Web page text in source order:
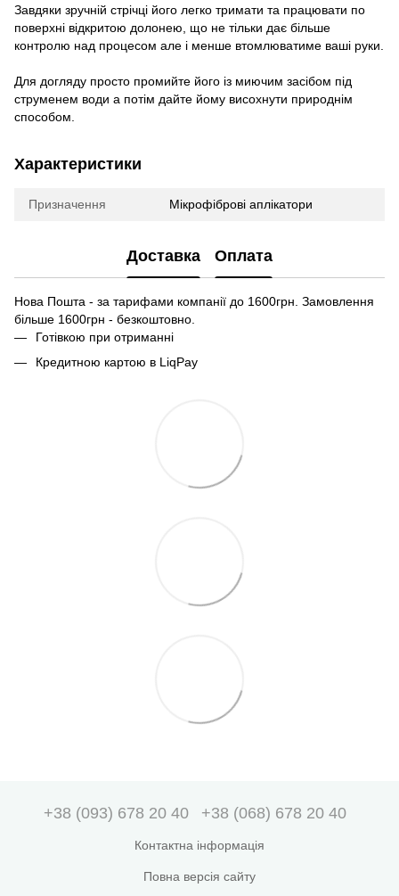
Завдяки зручній стрічці його легко тримати та працювати по
поверхні відкритою долонею, що не тільки дає більше
контролю над процесом але і менше втомлюватиме ваші руки.
Для догляду просто промийте його із миючим засібом під
струменем води а потім дайте йому висохнути природнім
способом.
Характеристики
Призначення Мікрофіброві аплікатори
Доставка Оплата
Нова Пошта - за тарифами компанії до 1600грн. Замовлення
більше 1600грн - безкоштовно.
Готівкою при отриманні
Кредитною картою в LiqPay
+38 (093) 678 20 40 +38 (068) 678 20 40
Контактна інформація
Повна версія сайту